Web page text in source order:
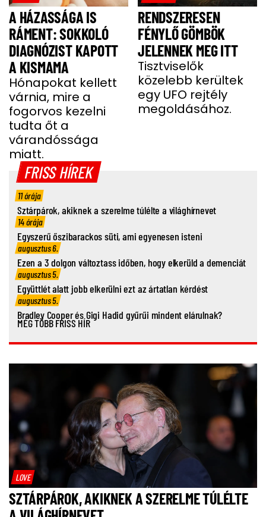
A HÁZASSÁGA IS
RÁMENT: SOKKOLÓ
DIAGNÓZIST KAPOTT
A KISMAMA
Hónapokat kellett
várnia, mire a
fogorvos kezelni
tudta őt a
várandóssága
miatt.
RENDSZERESEN
FÉNYLŐ GÖMBÖK
JELENNEK MEG ITT
Tisztviselők
közelebb kerültek
egy UFO rejtély
megoldásához.
FRISS HÍREK
11 órája
Sztárpárok, akiknek a szerelme túlélte a világhírnevet
14 órája
Egyszerű őszibarackos süti, ami egyenesen isteni
augusztus 6.
Ezen a 3 dolgon változtass időben, hogy elkerüld a demenciát
augusztus 5.
Együttlét alatt jobb elkerülni ezt az ártatlan kérdést
augusztus 5.
Bradley Cooper és Gigi Hadid gyűrűi mindent elárulnak?
MÉG TÖBB FRISS HÍR
LOVE
SZTÁRPÁROK, AKIKNEK A SZERELME TÚLÉLTE